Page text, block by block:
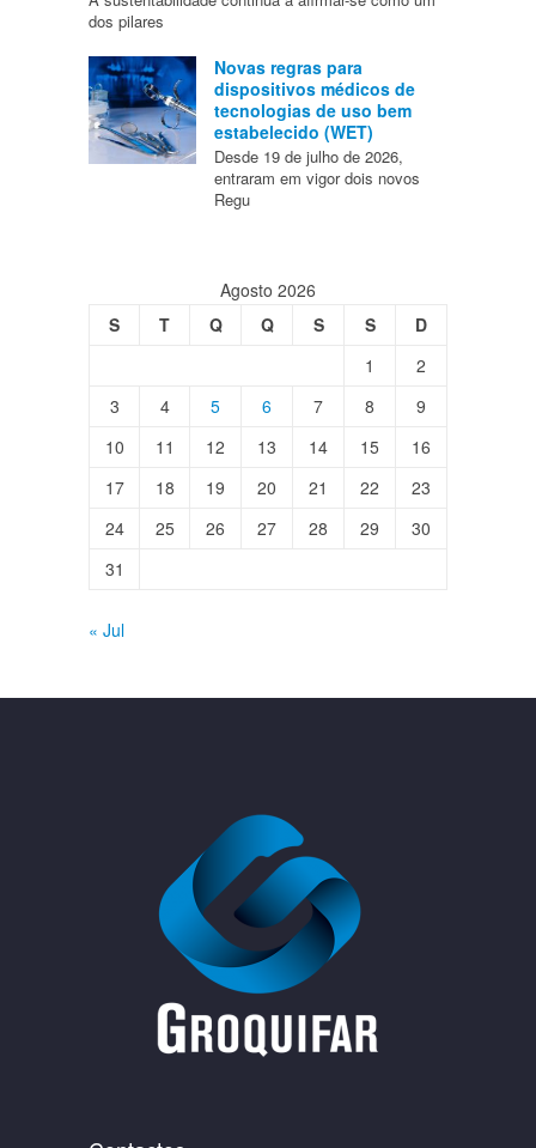
dos pilares
Novas regras para
dispositivos médicos de
tecnologias de uso bem
estabelecido (WET)
Desde 19 de julho de 2026,
entraram em vigor dois novos
Regu
Agosto 2026
S
T Q Q S S
D
1
2
3
4 5 6 7 8
9
10
11 12 13 14 15
16
17
18 19 20 21 22
23
24
25 26 27 28 29
30
31
« Jul